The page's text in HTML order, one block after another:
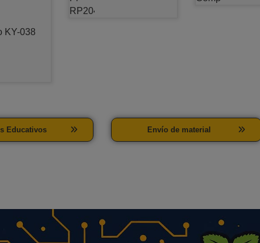
KY-038
Educativos Envío de material